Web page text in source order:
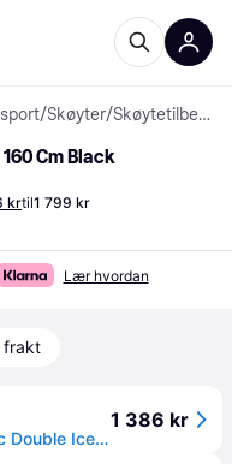
/Skøyter/ Skøytetilbehør
Cm Black
krtil1 799 kr
Lær hvordan
frakt
Isstaver 165 cm Zandstra Nordic Double Ice Pole 165
1 386 kr